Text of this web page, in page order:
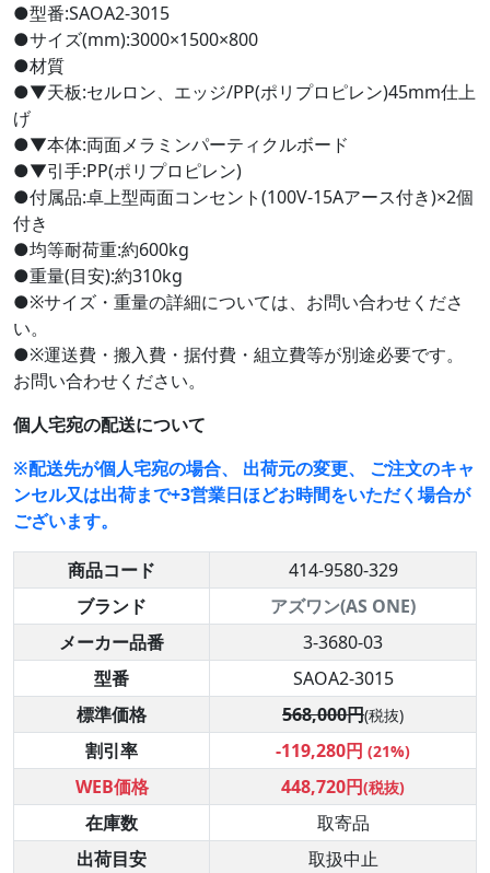
●型番:SAOA2-3015
●サイズ(mm):3000×1500×800
●材質
●▼天板:セルロン、エッジ/PP(ポリプロピレン)45mm仕上
げ
●▼本体:両面メラミンパーティクルボード
●▼引手:PP(ポリプロピレン)
●付属品:卓上型両面コンセント(100V-15Aアース付き)×2個
付き
●均等耐荷重:約600kg
●重量(目安):約310kg
●※サイズ・重量の詳細については、お問い合わせくださ
い。
●※運送費・搬入費・据付費・組立費等が別途必要です。
お問い合わせください。
個人宅宛の配送について
※配送先が個人宅宛の場合、 出荷元の変更、 ご注文のキャ
ンセル又は出荷まで+3営業日ほどお時間をいただく場合が
ございます。
商品コード
414-9580-329
ブランド
アズワン(AS ONE)
メーカー品番
3-3680-03
型番
SAOA2-3015
標準価格
568,000円(税抜)
割引率 -119,280円 (21%)
WEB価格 448,720円(税抜)
在庫数
取寄品
出荷目安
取扱中止